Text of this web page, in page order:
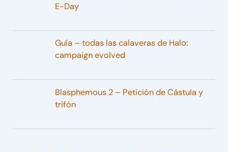
E-Day
Guía – todas las calaveras de Halo:
campaign evolved
Blasphemous 2 – Petición de Cástula y
trifón